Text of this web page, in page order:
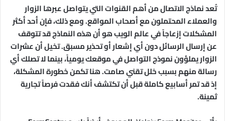
تُعد نماذج الاتصال من أهم القنوات التي يتواصل عبرها الزوار
والعملاء المحتملون مع أصحاب المواقع. ومع ذلك، فإن أحد أكثر
المشكلات إزعاجاً في عالم الويب هو أن هذه النماذج قد تتوقف
عن إرسال الرسائل دون أي إشعار أو تحذير مسبق. تخيل أن عشرات
الزوار يملؤون نموذج التواصل في موقعك يومياً، بينما لا تصلك أي
رسالة منهم بسبب خلل تقني صامت. هنا تكمن خطورة المشكلة،
إذ قد تمر أسابيع كاملة قبل أن تكتشف أنك فقدت فرصاً تجارية
ثمينة.